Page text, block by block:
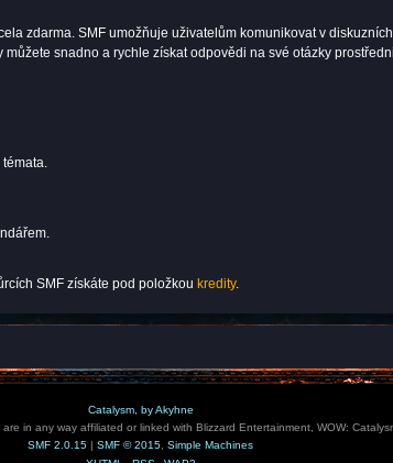
zdarma. SMF umožňuje uživatelům komunikovat v
snadno a rychle získat odpovědi na své otázky
SMF získáte pod položkoukredity.
Catalysm, by Akyhne
in any way affiliated or linked with Blizzard Entertainment, WOW:
SMF 2.0.15
SMF © 2015, Simple Machines